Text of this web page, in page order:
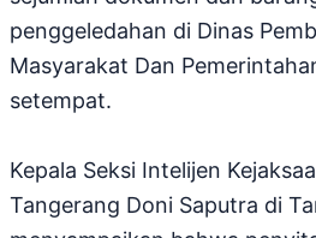
penggeledahan di Dinas
Masyarakat Dan
setempat.
Kepala Seksi Intelijen
Tangerang Doni Saputra di